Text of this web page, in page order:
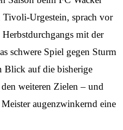
Urgestein, sprach vor
mit der
schwere Spiel gegen Sturm
Blick auf die bisherige
weiteren Zielen – und
augenzwinkernd eine